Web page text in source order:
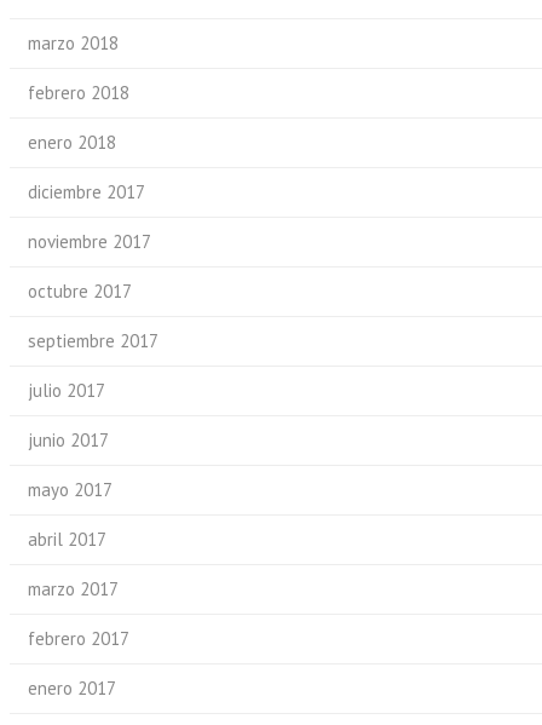
marzo 2018
febrero 2018
enero 2018
diciembre 2017
noviembre 2017
octubre 2017
septiembre 2017
julio 2017
junio 2017
mayo 2017
abril 2017
marzo 2017
febrero 2017
enero 2017